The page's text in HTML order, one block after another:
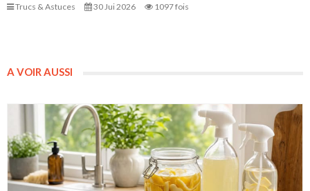
Trucs & Astuces 30 Jui 2026 1097 fois
A VOIR AUSSI